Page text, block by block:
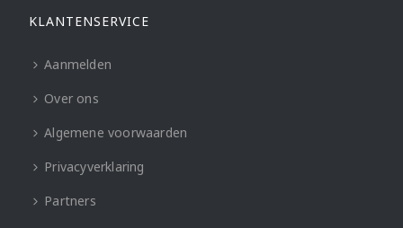
KLANTENSERVICE
Aanmelden
Over ons
Algemene voorwaarden
Privacyverklaring
Partners